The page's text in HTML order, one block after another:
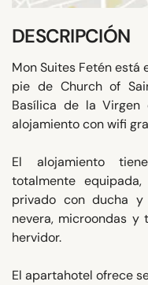
DESCRIPCIÓN
Mon Suites Fetén está
pie de Church of
Basílica de la Virgen
alojamiento con wifi
El alojamiento
totalmente
privado con ducha y
nevera, microondas
hervidor.
El apartahotel ofrece